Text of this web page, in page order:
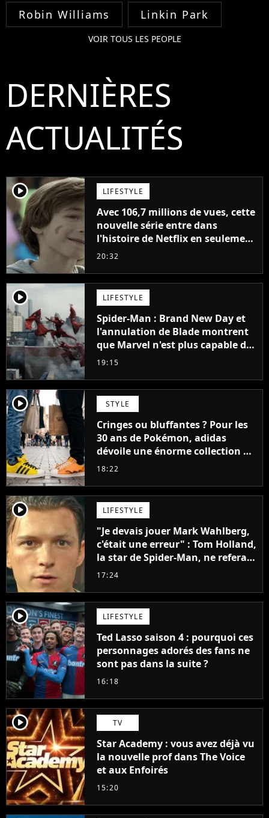
Robin Williams Linkin Park
VOIR TOUS LES PEOPLE
DERNIÈRES
ACTUALITÉS
player2 LIFESTYLE
Avec 106,7 millions de vues, cette
nouvelle série entre dans
l'histoire de Netflix en seulement
48 jours
20:32
player2 LIFESTYLE
Spider-Man : Brand New Day et
l'annulation de Blade montrent
que Marvel n'est plus capable de
faire quoi que ce soit de simple
19:15
player2 STYLE
Cringes ou bluffantes ? Pour les
30 ans de Pokémon, adidas
dévoile une énorme collection de
sneakers et je ne sais pas quoi en
18:22
player2 LIFESTYLE
"Je devais jouer Mark Wahlberg,
c'était une erreur" : Tom Holland,
la star de Spider-Man, ne referait
pas ce blockbuster
17:24
player2 LIFESTYLE
Ted Lasso saison 4 : pourquoi ces
personnages adorés des fans ne
sont pas dans la suite ?
16:18
player2 TV
Star Academy : vous avez déjà vu
la nouvelle prof dans The Voice
et aux Enfoirés
15:20